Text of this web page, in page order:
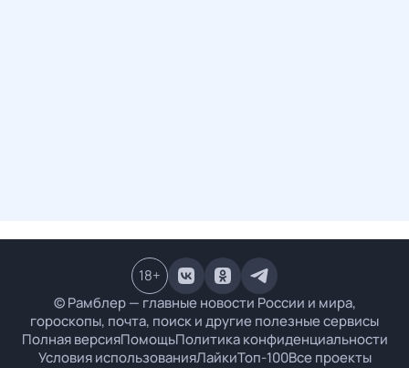
© Рамблер — главные новости России и мира,
гороскопы, почта, поиск и другие полезные сервисы
Полная версияПомощьПолитика конфиденциальности
Условия использованияЛайкиТоп-100Все проекты
18+